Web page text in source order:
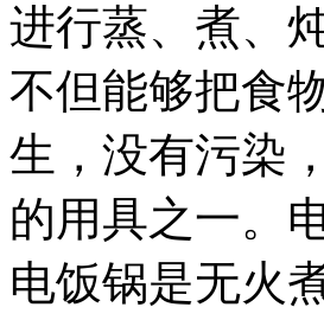
进行蒸、煮、
不但能够把食
生，没有污染
的用具之一。
电饭锅是无火